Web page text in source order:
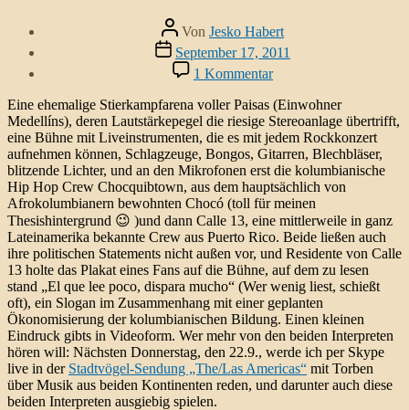
Beitragsautor
Von Jesko Habert
Veröffentlichungsdatum
September 17, 2011
1 Kommentarzu
Calle
13
und
Chocquibtown
im
Konzert
Eine ehemalige Stierkampfarena voller Paisas (Einwohner
Medellíns), deren Lautstärkepegel die riesige Stereoanlage übertrifft,
eine Bühne mit Liveinstrumenten, die es mit jedem Rockkonzert
aufnehmen können, Schlagzeuge, Bongos, Gitarren, Blechbläser,
blitzende Lichter, und an den Mikrofonen erst die kolumbianische
Hip Hop Crew Chocquibtown, aus dem hauptsächlich von
Afrokolumbianern bewohnten Chocó (toll für meinen
Thesishintergrund 😉 )und dann Calle 13, eine mittlerweile in ganz
Lateinamerika bekannte Crew aus Puerto Rico. Beide ließen auch
ihre politischen Statements nicht außen vor, und Residente von Calle
13 holte das Plakat eines Fans auf die Bühne, auf dem zu lesen
stand „El que lee poco, dispara mucho“ (Wer wenig liest, schießt
oft), ein Slogan im Zusammenhang mit einer geplanten
Ökonomisierung der kolumbianischen Bildung. Einen kleinen
Eindruck gibts in Videoform. Wer mehr von den beiden Interpreten
hören will: Nächsten Donnerstag, den 22.9., werde ich per Skype
live in der Stadtvögel-Sendung „The/Las Americas“ mit Torben
über Musik aus beiden Kontinenten reden, und darunter auch diese
beiden Interpreten ausgiebig spielen.